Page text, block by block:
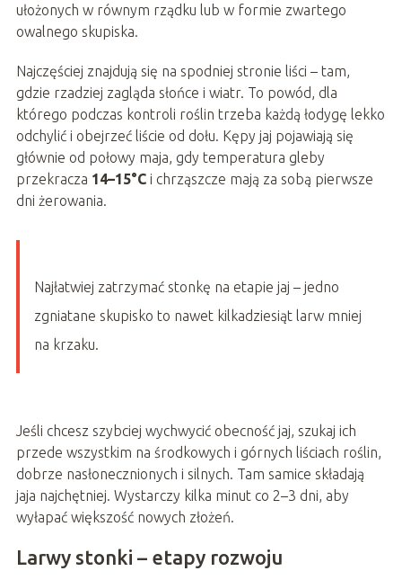
ułożonych w równym rządku lub w formie zwartego
owalnego skupiska.
Najczęściej znajdują się na spodniej stronie liści – tam,
gdzie rzadziej zagląda słońce i wiatr. To powód, dla
którego podczas kontroli roślin trzeba każdą łodygę lekko
odchylić i obejrzeć liście od dołu. Kępy jaj pojawiają się
głównie od połowy maja, gdy temperatura gleby
przekracza 14–15°Ci chrząszcze mają za sobą pierwsze
dni żerowania.
Najłatwiej zatrzymać stonkę na etapie jaj – jedno
zgniatane skupisko to nawet kilkadziesiąt larw mniej
na krzaku.
Jeśli chcesz szybciej wychwycić obecność jaj, szukaj ich
przede wszystkim na środkowych i górnych liściach roślin,
dobrze nasłonecznionych i silnych. Tam samice składają
jaja najchętniej. Wystarczy kilka minut co 2–3 dni, aby
wyłapać większość nowych złożeń.
Larwy stonki – etapy rozwoju